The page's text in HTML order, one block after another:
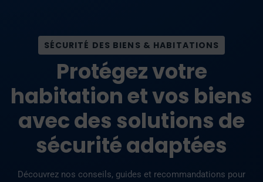
SÉCURITÉ DES BIENS & HABITATIONS
Protégez votre
habitation et vos biens
avec des solutions de
sécurité adaptées
Découvrez nos conseils, guides et recommandations pour